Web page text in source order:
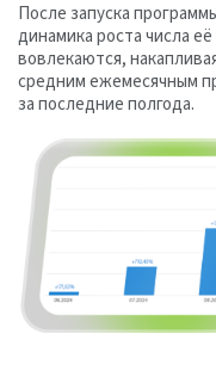
После запуска
динамика роста числа
вовлекаются,
средним ежемесячным
за последние полгода.